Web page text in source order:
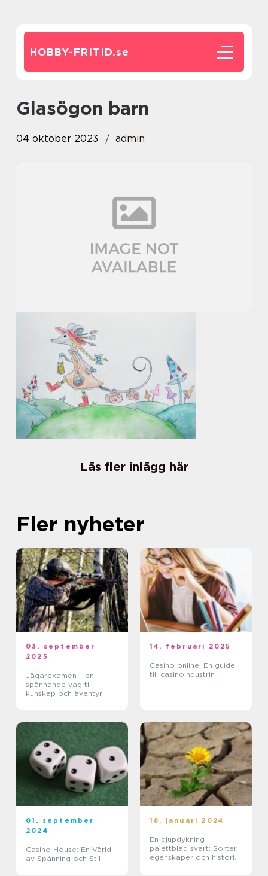
HOBBY-FRITID.se
glasögon barn
04 oktober 2023 admin
Läs fler inlägg här
Fler nyheter
03. september
2025
Jägarexamen – en
spännande väg till
kunskap och äventyr
14. februari 2025
Casino online: En guide
till casinoindustrin
01. september
2024
Casino House: En Värld
av Spänning och Stil
18. januari 2024
En djupdykning i
palettblad svart: Sorter,
egenskaper och historisk